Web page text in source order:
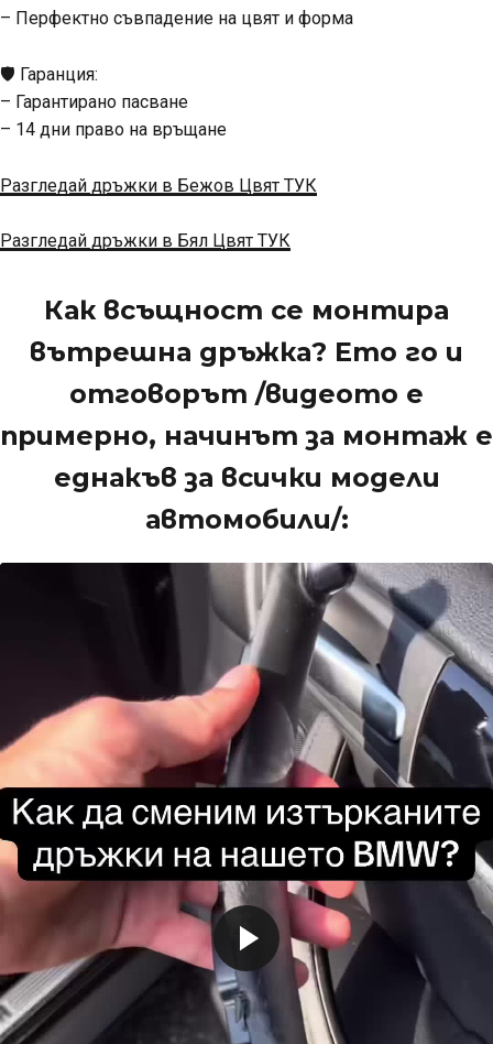
– Перфектно съвпадение на цвят и форма
🛡️ Гаранция:
– Гарантирано пасване
– 14 дни право на връщане
Разгледай дръжки в Бежов Цвят ТУК
Разгледай дръжки в Бял Цвят ТУК
Как всъщност се монтира
вътрешна дръжка? Ето го и
отговорът /видеото е
примерно, начинът за монтаж е
еднакъв за всички модели
автомобили/: